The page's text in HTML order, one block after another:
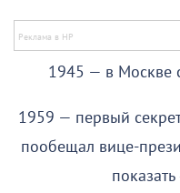
1945 — в Москве
1959 — первый
пообещал вице-